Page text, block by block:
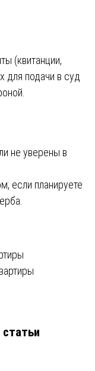
(квитанции,
для подачи в суд
не уверены в
если планируете